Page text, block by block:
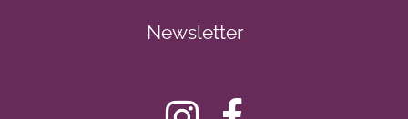
Newsletter